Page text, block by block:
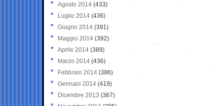
Agosto 2014 (433)
Luglio 2014 (436)
Giugno 2014 (391)
Maggio 2014 (392)
Aprile 2014 (389)
Marzo 2014 (436)
Febbraio 2014 (386)
Gennaio 2014 (419)
Dicembre 2013 (367)